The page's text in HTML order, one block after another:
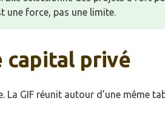
une force, pas une limite.
capital privé
GIF réunit autour d’une même